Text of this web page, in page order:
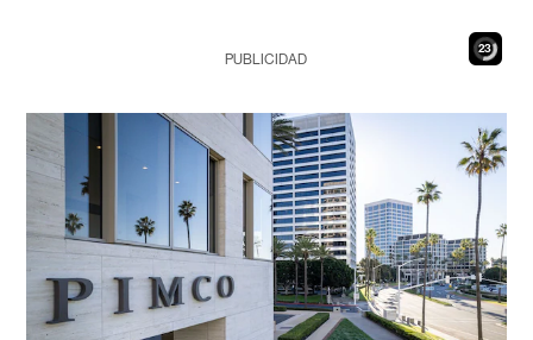
21
PUBLICIDAD